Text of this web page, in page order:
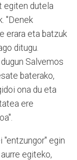
egiten dutela
"Denek
erara eta batzuk
ditugu.
Salvemos
baterako,
ona du eta
ere
"entzungor" egin
egiteko,